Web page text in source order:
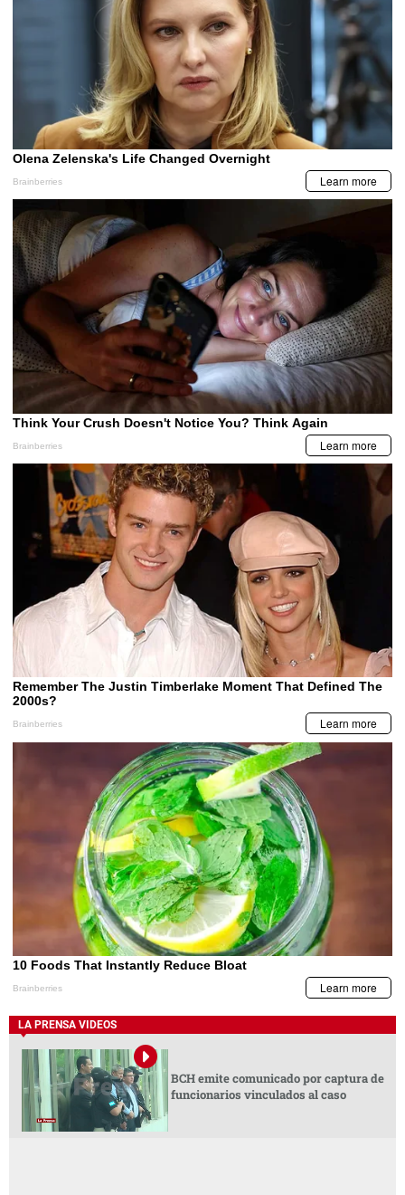
LA PRENSA VIDEOS
BCH emite comunicado por captura de
funcionarios vinculados al caso